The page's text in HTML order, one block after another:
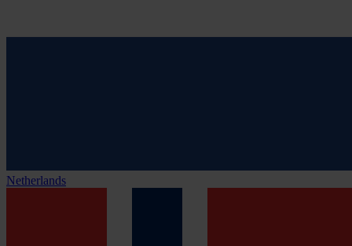
Netherlands